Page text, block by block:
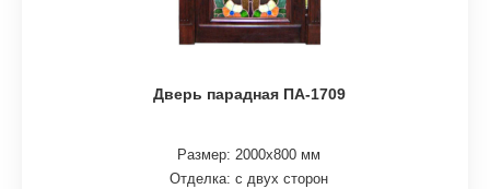
Дверь парадная ПА-1709
Размер: 2000х800 мм
Отделка: с двух сторон